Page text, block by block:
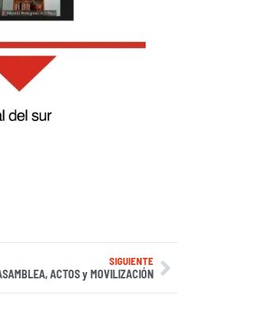
SIGUIENTE
ACTOS y MOVILIZACIÓN